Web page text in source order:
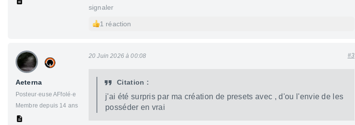
signaler
1 réaction
Aeterna
Posteur·euse AFfolé·e
Membre depuis 14 ans
20 Juin 2026 à 00:08 #3
Citation :
j'ai été surpris par ma création de presets avec , d'ou l'envie de les
posséder en vrai